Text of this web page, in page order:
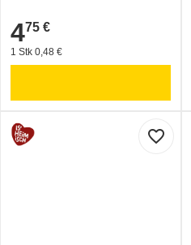
4,75 €
475 €
1 Stk 0,48 €
favorite_border